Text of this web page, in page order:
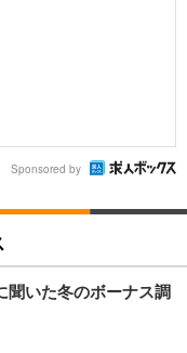
Sponsored by
聞いた冬のボーナス調